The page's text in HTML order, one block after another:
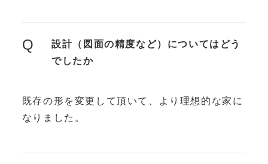
Q
設計（図面の精度など）についてはどう
でしたか
既存の形を変更して頂いて、より理想的な家に
なりました。